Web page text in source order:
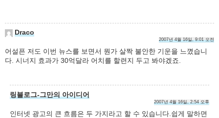
Draco
2007년 4월 16일, 9:01 오전
어설픈 저도 이번 뉴스를 보면서 뭔가 살짝 불안한 기운을 느꼈습니
다. 시너지 효과가 30억달라 어치를 할련지 두고 봐야겠죠.
링블로그-그만의 아이디어
2007년 4월 16일, 2:54 오후
인터넷 광고의 큰 흐름은 두 가지라고 할 수 있습니다.쉽게 말하면